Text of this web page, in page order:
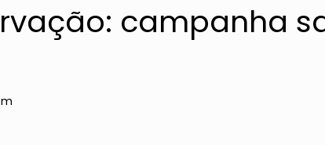
campanha